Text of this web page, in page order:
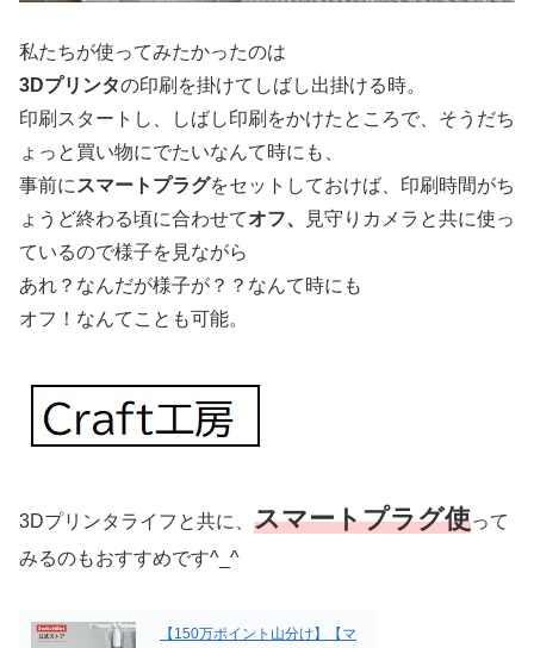
私たちが使ってみたかったのは
3Dプリンタの印刷を掛けてしばし出掛ける時。
印刷スタートし、しばし印刷をかけたところで、そうだち
ょっと買い物にでたいなんて時にも、
事前に スマートプラグをセットしておけば、印刷時間がち
ょうど終わる頃に合わせてオフ、
見守りカメラと共に使っ
ているので様子を見ながら
あれ？なんだが様子が？？なんて時にも
オフ！なんてことも可能。
3Dプリンタライフと共に、 スマートプラグ使って
みるのもおすすめです^_^
【150万ポイント山分け】【マ